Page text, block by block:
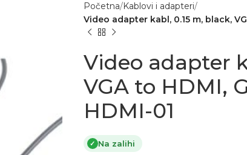
Početna Kablovi i adapteri
Video adapter kabl, 0.15 m, black,
Video adapter
VGA to HDMI,
HDMI-01
✓ Na zalihi